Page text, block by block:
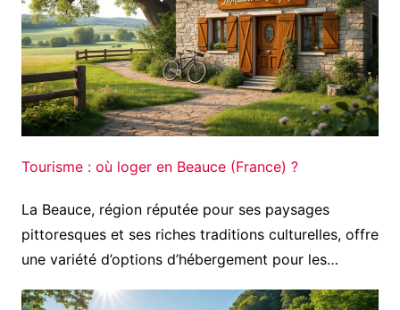
Tourisme : où loger en Beauce (France) ?
La Beauce, région réputée pour ses paysages
pittoresques et ses riches traditions culturelles, offre
une variété d’options d’hébergement pour les…